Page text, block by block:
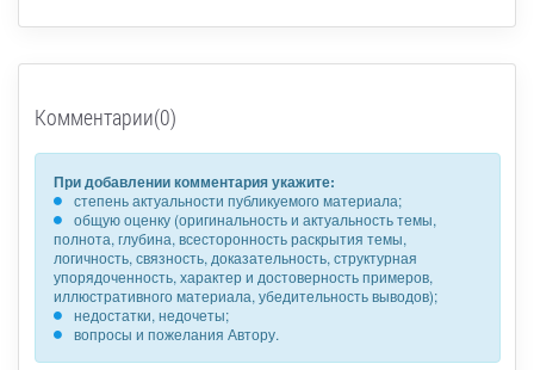
Комментарии(0)
При добавлении комментария укажите:
степень актуальности публикуемого материала;
общую оценку (оригинальность и актуальность темы,
полнота, глубина, всесторонность раскрытия темы,
логичность, связность, доказательность, структурная
упорядоченность, характер и достоверность примеров,
иллюстративного материала, убедительность выводов);
недостатки, недочеты;
вопросы и пожелания Автору.